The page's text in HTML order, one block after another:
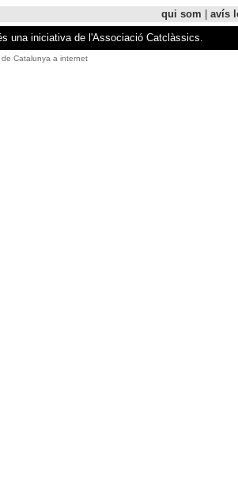
qui som | avís
una iniciativa de l'Associació Catclàssics.
de Catalunya a internet